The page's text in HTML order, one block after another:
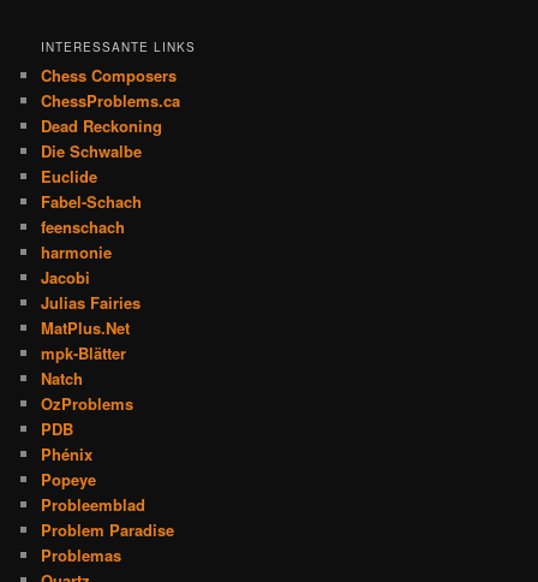
INTERESSANTE LINKS
Chess Composers
ChessProblems.ca
Dead Reckoning
Die Schwalbe
Euclide
Fabel-Schach
feenschach
harmonie
Jacobi
Julias Fairies
MatPlus.Net
mpk-Blätter
Natch
OzProblems
PDB
Phénix
Popeye
Probleemblad
Problem Paradise
Problemas